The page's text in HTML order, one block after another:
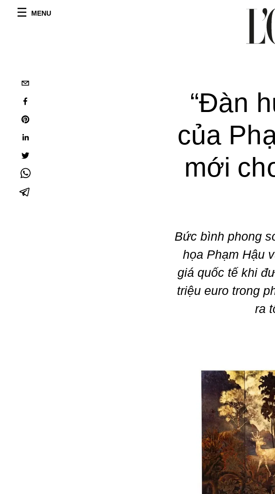
MENU
“Đàn
của
mới
Bức bình phong
họa Phạm Hậu
giá quốc tế khi
triệu euro trong
ra